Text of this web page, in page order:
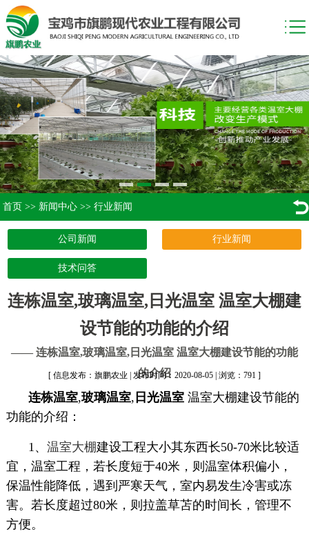
首页 >> 新闻中心 >> 行业新闻
公司新闻 行业新闻
技术问答
连栋温室,玻璃温室,日光温室 温室大棚建
设节能的功能的介绍
—— 连栋温室,玻璃温室,日光温室 温室大棚建设节能的功能
的介绍
[ 信息发布：旗鹏农业 | 发布时间：2020-08-05 | 浏览：791 ]
连栋温室,玻璃温室, 日光温室 温室大棚建设节能的
功能的介绍：
1、 温室大棚建设工程大小其东西长50-70米比较适
宜，温室工程，若长度短于40米，则温室体积偏小，
保温性能降低，遇到严寒天气，室内易发生冷害或冻
害。若长度超过80米，则拉盖草苫的时间长，管理不
方便。